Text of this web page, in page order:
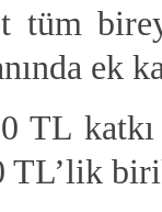
tüm
ek
TL
TL’lik